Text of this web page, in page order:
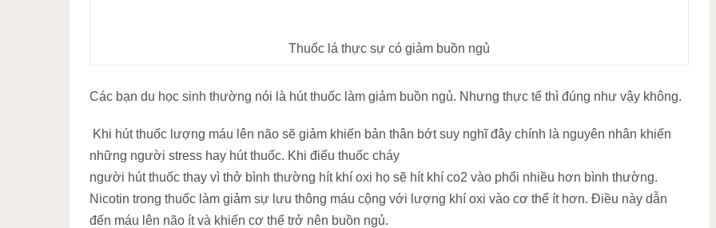
Thuốc lá thực sự có giảm buồn ngủ
Các bạn du học sinh thường nói là hút thuốc làm giảm buồn ngủ. Nhưng thực tế thì đúng như vậy không.
Khi hút thuốc lượng máu lên não sẽ giảm khiến bản thân bớt suy nghĩ đây chính là nguyên nhân khiến
những người stress hay hút thuốc. Khi điếu thuốc cháy
người hút thuốc thay vì thở bình thường hít khí oxi họ sẽ hít khí co2 vào phổi nhiều hơn bình thường.
Nicotin trong thuốc làm giảm sự lưu thông máu cộng với lượng khí oxi vào cơ thể ít hơn. Điều này dẫn
đến máu lên não ít và khiến cơ thể trở nên buồn ngủ.